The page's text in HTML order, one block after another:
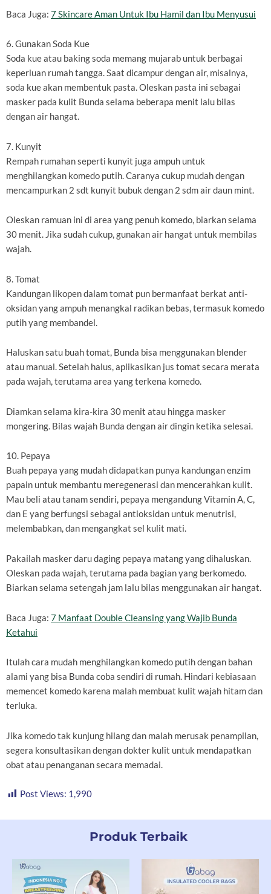
Baca Juga: 7 Skincare Aman Untuk Ibu Hamil dan Ibu Menyusui
6. Gunakan Soda Kue
Soda kue atau baking soda memang mujarab untuk berbagai
keperluan rumah tangga. Saat dicampur dengan air, misalnya,
soda kue akan membentuk pasta. Oleskan pasta ini sebagai
masker pada kulit Bunda selama beberapa menit lalu bilas
dengan air hangat.
7. Kunyit
Rempah rumahan seperti kunyit juga ampuh untuk
menghilangkan komedo putih. Caranya cukup mudah dengan
mencampurkan 2 sdt kunyit bubuk dengan 2 sdm air daun mint.
Oleskan ramuan ini di area yang penuh komedo, biarkan selama
30 menit. Jika sudah cukup, gunakan air hangat untuk membilas
wajah.
8. Tomat
Kandungan likopen dalam tomat pun bermanfaat berkat anti-
oksidan yang ampuh menangkal radikan bebas, termasuk komedo
putih yang membandel.
Haluskan satu buah tomat, Bunda bisa menggunakan blender
atau manual. Setelah halus, aplikasikan jus tomat secara merata
pada wajah, terutama area yang terkena komedo.
Diamkan selama kira-kira 30 menit atau hingga masker
mongering. Bilas wajah Bunda dengan air dingin ketika selesai.
10. Pepaya
Buah pepaya yang mudah didapatkan punya kandungan enzim
papain untuk membantu meregenerasi dan mencerahkan kulit.
Mau beli atau tanam sendiri, pepaya mengandung Vitamin A, C,
dan E yang berfungsi sebagai antioksidan untuk menutrisi,
melembabkan, dan mengangkat sel kulit mati.
Pakailah masker daru daging pepaya matang yang dihaluskan.
Oleskan pada wajah, terutama pada bagian yang berkomedo.
Biarkan selama setengah jam lalu bilas menggunakan air hangat.
Baca Juga: 7 Manfaat Double Cleansing yang Wajib Bunda
Ketahui
Itulah cara mudah menghilangkan komedo putih dengan bahan
alami yang bisa Bunda coba sendiri di rumah. Hindari kebiasaan
memencet komedo karena malah membuat kulit wajah hitam dan
terluka.
Jika komedo tak kunjung hilang dan malah merusak penampilan,
segera konsultasikan dengan dokter kulit untuk mendapatkan
obat atau penanganan secara memadai.
Post Views: 1,990
Produk Terbaik